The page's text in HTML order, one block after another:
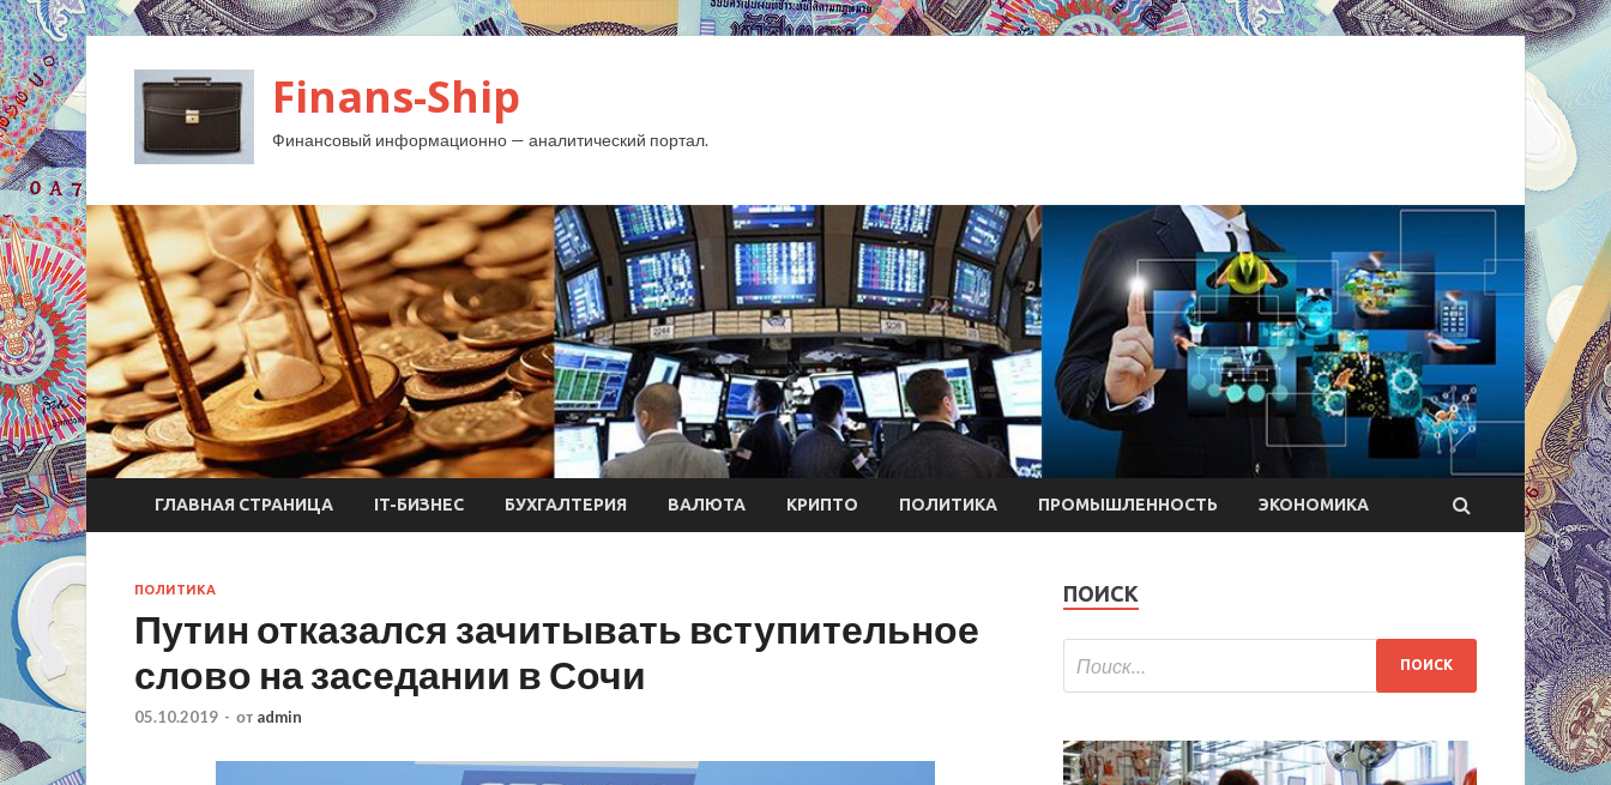
Finans-Ship
Финансовый информационно — аналитический портал.
ГЛАВНАЯ СТРАНИЦА IT-БИЗНЕС БУХГАЛТЕРИЯ ВАЛЮТА КРИПТО ПОЛИТИКА ПРОМЫШЛЕННОСТЬ ЭКОНОМИКА
ПОЛИТИКА
Путин отказался зачитывать вступительное
слово на заседании в Сочи
05.10.2019 - от admin
ПОИСК